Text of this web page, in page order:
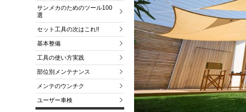
サンメカのためのツール100
選
セット工具の次はこれ!!
基本整備
工具の使い方実践
部位別メンテナンス
メンテのウンチク
ユーザー車検